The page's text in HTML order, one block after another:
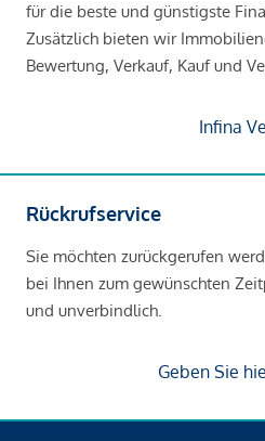
für die beste und günstigste
Zusätzlich bieten wir
Bewertung, Verkauf, Kauf und
Infina
Rückrufservice
Sie möchten zurückgerufen
bei Ihnen zum gewünschten
und unverbindlich.
Geben Sie